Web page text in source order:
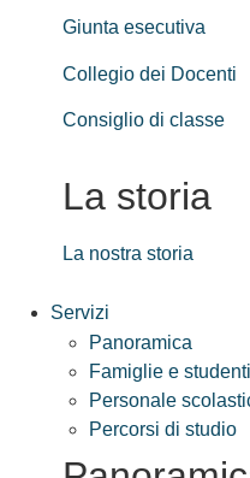
Giunta esecutiva
Collegio dei Docenti
Consiglio di classe
La storia
La nostra storia
Servizi
Panoramica
Famiglie e studenti
Personale
Percorsi di studio